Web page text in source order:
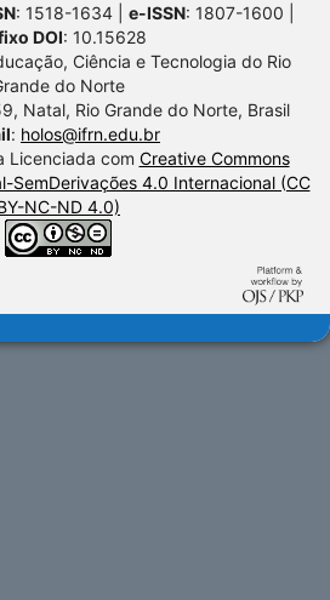
: 1518-1634 | e-ISSN: 1807-1600 |
DOI: 10.15628
Ciência e Tecnologia do Rio
do Norte
Natal, Rio Grande do Norte, Brasil
: holos@ifrn.edu.br
Licenciada com Creative Commons
SemDerivações 4.0 Internacional (CC
NC-ND 4.0)